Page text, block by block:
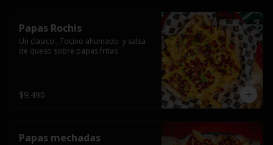
Papas Rochis
Un clasico , Tocino ahumado  y salsa
de queso sobre papas fritas
$9.490
Papas mechadas